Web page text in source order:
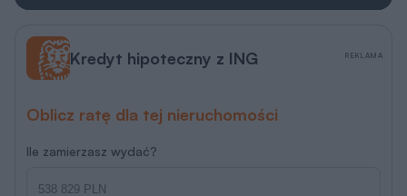
Kredyt hipoteczny z ING
Oblicz ratę dla tej nieruchomości
Ile zamierzasz wydać?
REKLAMA